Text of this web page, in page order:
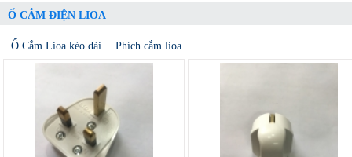
Ổ CẮM ĐIỆN LIOA
Ổ Cắm Lioa kéo dài Phích cắm lioa